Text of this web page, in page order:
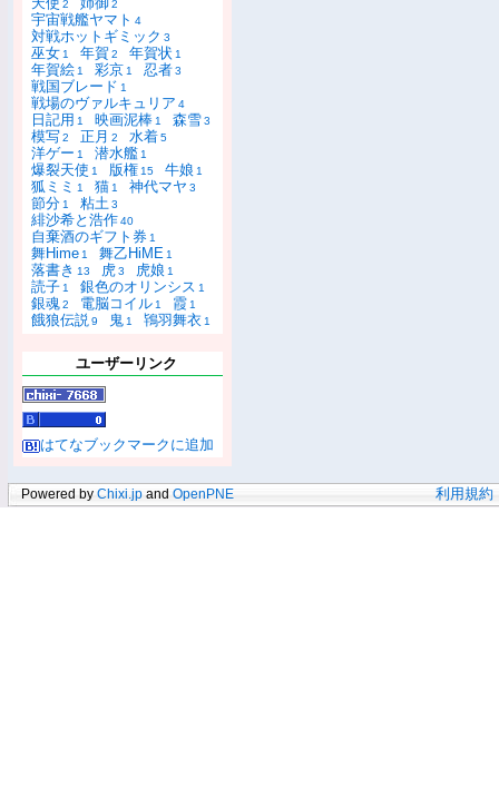
2 2
宇宙戦艦ヤマト 4
対戦ホットギミック 3
巫女 1 年賀2 年賀状 1
年賀絵 1 彩京 1 忍者3
戦国ブレード 1
戦場のヴァルキュリア 4
日記用 1 映画泥棒 1 森雪3
模写2 正月 2 水着5
洋ゲー 1 潜水艦 1
爆裂天使 1 版権 15 牛娘 1
狐ミミ 1 猫 1 神代マヤ 3
節分 1 粘土3
緋沙希と浩作40
自棄酒のギフト券 1
舞Hime 1 舞乙HiME 1
落書き 13 虎3 虎娘 1
読子 1 銀色のオリンシス 1
銀魂2 電脳コイル 1 霞 1
餓狼伝説9 鬼 1 鴇羽舞衣 1
ユーザーリンク
はてなブックマークに追加
Powered by Chixi.jp and OpenPNE 利用規約